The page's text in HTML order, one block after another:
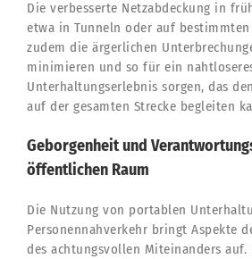
Die verbesserte Netzabdeckung in
etwa in Tunneln oder auf
zudem die ärgerlichen
minimieren und so für ein
Unterhaltungserlebnis sorgen, das
auf der gesamten Strecke begleiten
Geborgenheit und
öffentlichen Raum
Die Nutzung von portablen
Personennahverkehr bringt Aspekte
des achtungsvollen Miteinanders